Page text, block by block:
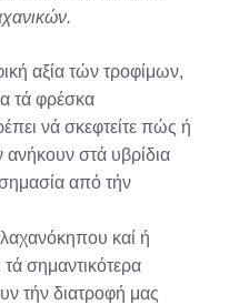
αξία τών τροφίμων,
τά φρέσκα
νά σκεφτείτε πώς ή
στά υβρίδια
σημασία από τήν
καί ή
σημαντικότερα
τήν διατροφή μας